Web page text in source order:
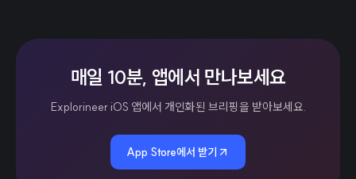
매일 10분, 앱에서 만나보세요
Explorineer iOS 앱에서 개인화된 브리핑을 받아보세요.
App Store에서 받기